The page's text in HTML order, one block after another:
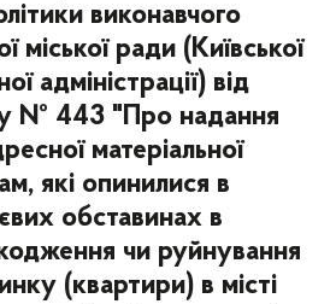
виконавчого
міської ради (Київської
адміністрації) від
№ 443 "Про надання
матеріальної
які опинилися в
обставинах в
чи руйнування
(квартири) в місті